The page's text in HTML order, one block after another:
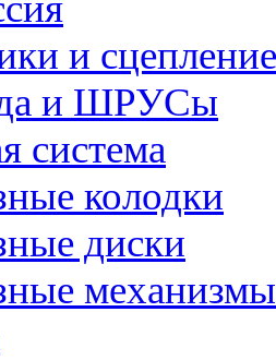
и сцепление
и ШРУСы
система
колодки
диски
механизмы